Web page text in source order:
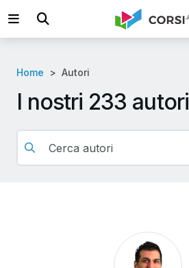
Home Autori
I nostri 233 autori